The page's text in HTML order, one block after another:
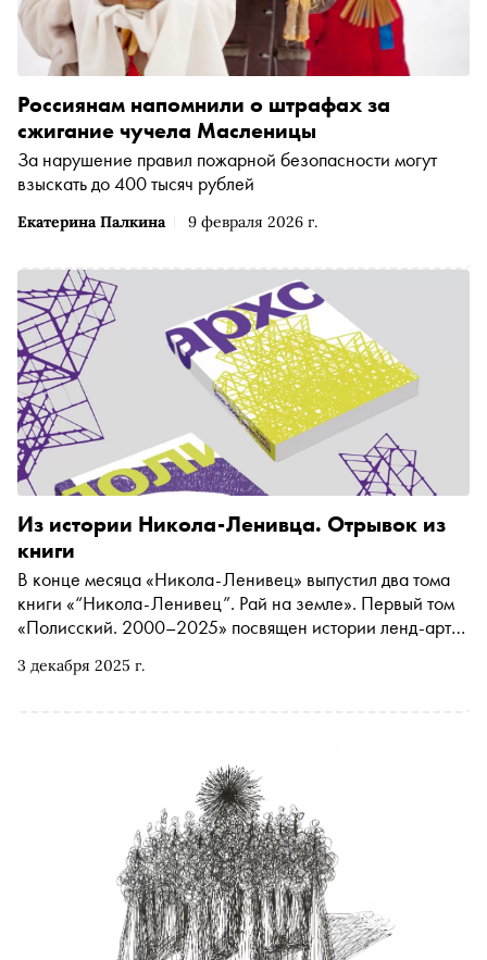
Екатерина Палкина 9 февраля 2026 г.
Россиянам напомнили о штрафах за
сжигание чучела Масленицы
За нарушение правил пожарной безопасности могут
взыскать до 400 тысяч рублей
3 декабря 2025 г.
Из истории Никола-Ленивца. Отрывок из
книги
В конце месяца «Никола-Ленивец» выпустил два тома
книги «“Никола-Ленивец”. Рай на земле». Первый том
«Полисский. 2000–2025» посвящен истории ленд-арт-
Полисского. Книга открывает перед читателями